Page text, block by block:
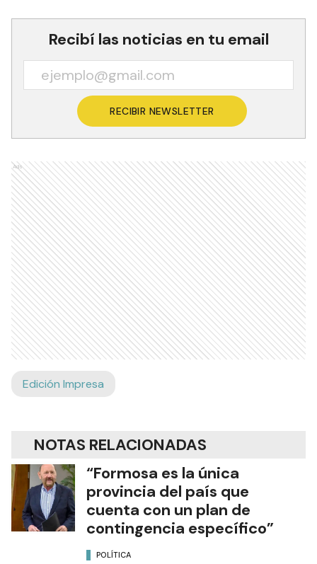
Recibí las noticias en tu email
RECIBIR NEWSLETTER
Ads
Edición Impresa
NOTAS RELACIONADAS
“Formosa es la única
provincia del país que
cuenta con un plan de
contingencia específico”
POLÍTICA